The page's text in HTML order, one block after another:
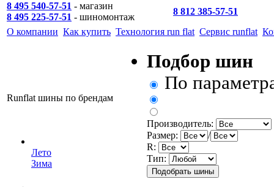
8 495 540-57-51 - магазин
8 495 225-57-51 - шиномонтаж
8 812 385-57-51
О компании Как купить Технология run flat Сервис runflat
Runflat шины по брендам
Лето
Зима
Подбор шин
По
Производитель:
Размер:
/
R:
Тип: